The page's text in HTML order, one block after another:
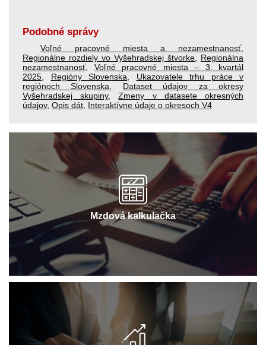
Podobné správy
Voľné pracovné miesta a nezamestnanosť,
Regionálne rozdiely vo Vyšehradskej štvorke, Regionálna
nezamestnanosť, Voľné pracovné miesta – 3. kvartál
2025, Regióny Slovenska, Ukazovatele trhu práce v
regiónoch Slovenska, Dataset údajov za okresy
Vyšehradskej skupiny,Zmeny v datasete okresných
údajov, Opis dát, Interaktívne údaje o okresoch V4
Mzdová kalkulačka